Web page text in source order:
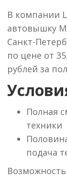
В компании
автовышку
Санкт-
по цене от
рублей за
Полная
техники
подача